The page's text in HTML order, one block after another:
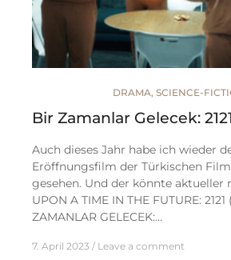
DRAMA, SCIENCE-
Bir Zamanlar Gelecek:
Auch dieses Jahr habe ich wieder
Eröffnungsfilm der Türkischen
gesehen. Und der könnte aktueller
UPON A TIME IN THE FUTURE: 2121
ZAMANLAR GELECEK:…
7. April 2023 Leave a comment